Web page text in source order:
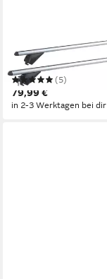
Dachträger
(5)
79,99 €
in 2-3 Werktagen bei dir